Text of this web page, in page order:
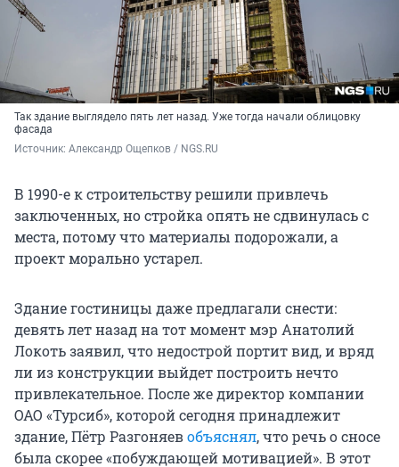
Так здание выглядело пять лет назад. Уже тогда начали облицовку
фасада
Источник: Александр Ощепков / NGS.RU
В 1990-е к строительству решили привлечь
заключенных, но стройка опять не сдвинулась с
места, потому что материалы подорожали, а
проект морально устарел.
Здание гостиницы даже предлагали снести:
девять лет назад на тот момент мэр Анатолий
Локоть заявил, что недострой портит вид, и вряд
ли из конструкции выйдет построить нечто
привлекательное. После же директор компании
ОАО «Турсиб», которой сегодня принадлежит
здание, Пётр Разгоняевобъяснял, что речь о сносе
была скорее «побуждающей мотивацией». В этот